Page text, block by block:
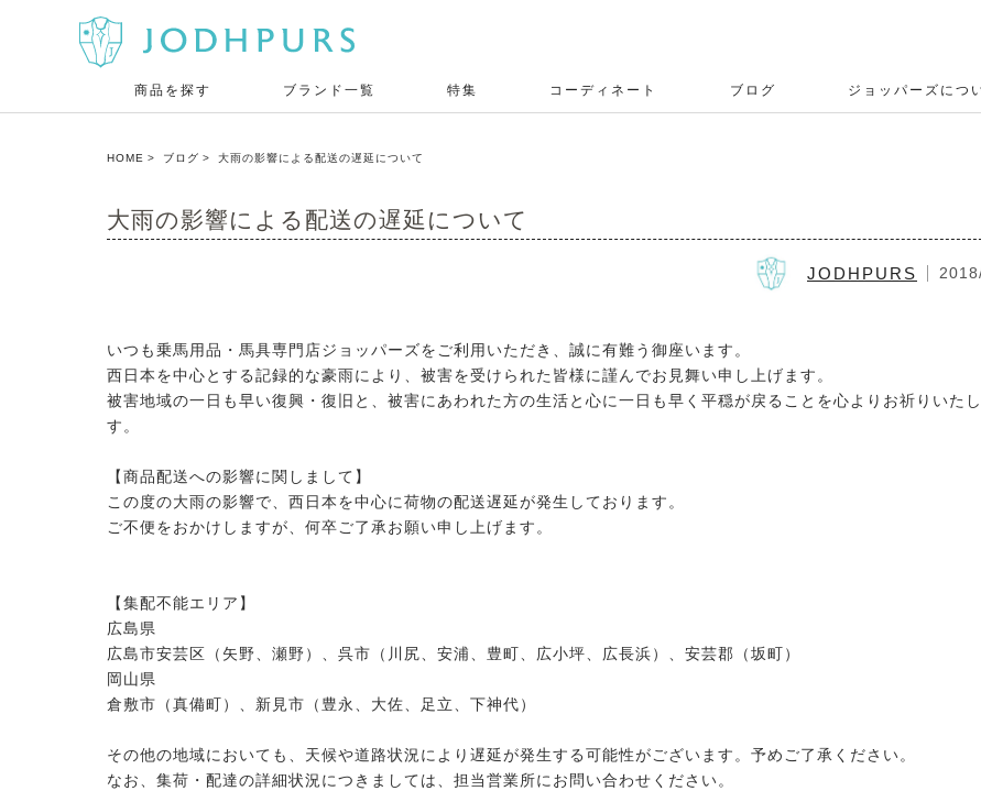
商品を探す ブランド一覧 特集 コーディネート ブログ ジョッパーズにつ
HOME ブログ 大雨の影響による配送の遅延について
大雨の影響による配送の遅延について
JODHPURS
いつも乗馬用品・馬具専門店ジョッパーズをご利用いただき、誠に有難う御座います。
西日本を中心とする記録的な豪雨により、被害を受けられた皆様に謹んでお見舞い申し上げます。
被害地域の一日も早い復興・復旧と、被害にあわれた方の生活と心に一日も早く平穏が戻ることを心よりお祈りいたし
す。
【商品配送への影響に関しまして】
この度の大雨の影響で、西日本を中心に荷物の配送遅延が発生しております。
ご不便をおかけしますが、何卒ご了承お願い申し上げます。
【集配不能エリア】
広島県
広島市安芸区（矢野、瀬野）、呉市（川尻、安浦、豊町、広小坪、広長浜）、安芸郡（坂町）
岡山県
倉敷市（真備町）、新見市（豊永、大佐、足立、下神代）
その他の地域においても、天候や道路状況により遅延が発生する可能性がございます。予めご了承ください。
なお、集荷・配達の詳細状況につきましては、担当営業所にお問い合わせください。